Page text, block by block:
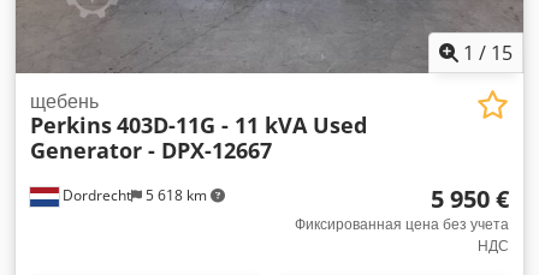
1 / 15
Dordrecht 5 618 km
щебень
Perkins403D-11G - 11 kVA Used
Generator - DPX-12667
5 950 €
Фиксированная цена без учета
НДС